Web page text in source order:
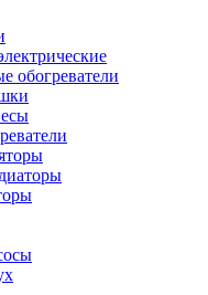
обогреватели